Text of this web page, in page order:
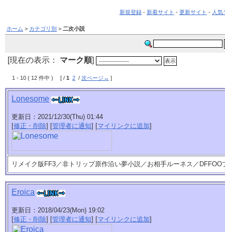
新規登録 - 新着サイト - 更新サイト - 人
ホーム > カテゴリ別 > 二次小説
[現在の表示： マーク順]
1 - 10 ( 12 件中 ) [ / 1 2 / 次ページ→ ]
Lonesome
更新日：2021/12/30(Thu) 01:44
[修正・削除] [管理者に通知] [マイリンクに追加]
リメイク版FF3／非トリップ原作沿い夢小説／お相手ルーネス／
Eroica
更新日：2018/04/23(Mon) 19:02
[修正・削除] [管理者に通知] [マイリンクに追加]